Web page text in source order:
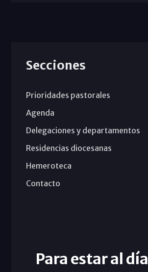
Secciones
Prioridades pastorales
Agenda
Delegaciones y departamentos
Residencias diocesanas
Hemeroteca
Contacto
Para estar al día